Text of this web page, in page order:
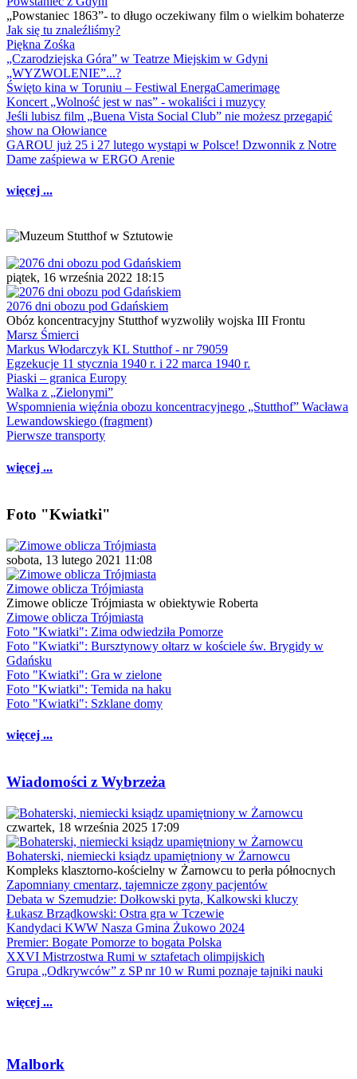
„Powstaniec 1863”- to długo oczekiwany film o wielkim bohaterze
Jak się tu znaleźliśmy?
Piękna Zośka
„Czarodziejska Góra” w Teatrze Miejskim w Gdyni
„WYZWOLENIE”...?
Święto kina w Toruniu – Festiwal EnergaCamerimage
Koncert „Wolność jest w nas” - wokaliści i muzycy
Jeśli lubisz film „Buena Vista Social Club” nie możesz przegapić
show na Ołowiance
GAROU już 25 i 27 lutego wystąpi w Polsce! Dzwonnik z Notre
Dame zaśpiewa w ERGO Arenie
więcej ...
piątek, 16 września 2022 18:15
2076 dni obozu pod Gdańskiem
Obóz koncentracyjny Stutthof wyzwoliły wojska III Frontu
Marsz Śmierci
Markus Włodarczyk KL Stutthof - nr 79059
Egzekucje 11 stycznia 1940 r. i 22 marca 1940 r.
Piaski – granica Europy
Walka z „Zielonymi”
Wspomnienia więźnia obozu koncentracyjnego „Stutthof” Wacława
Lewandowskiego (fragment)
Pierwsze transporty
więcej ...
Foto "Kwiatki"
sobota, 13 lutego 2021 11:08
Zimowe oblicza Trójmiasta
Zimowe oblicze Trójmiasta w obiektywie Roberta
Zimowe oblicza Trójmiasta
Foto "Kwiatki": Zima odwiedziła Pomorze
Foto "Kwiatki": Bursztynowy ołtarz w kościele św. Brygidy w
Gdańsku
Foto "Kwiatki": Gra w zielone
Foto "Kwiatki": Temida na haku
Foto "Kwiatki": Szklane domy
więcej ...
Wiadomości z Wybrzeża
czwartek, 18 września 2025 17:09
Bohaterski, niemiecki ksiądz upamiętniony w Żarnowcu
Kompleks klasztorno-kościelny w Żarnowcu to perła północnych
Zapomniany cmentarz, tajemnicze zgony pacjentów
Debata w Szemudzie: Dołkowski pyta, Kalkowski kluczy
Łukasz Brządkowski: Ostra gra w Tczewie
Kandydaci KWW Nasza Gmina Żukowo 2024
Premier: Bogate Pomorze to bogata Polska
XXVI Mistrzostwa Rumi w sztafetach olimpijskich
Grupa „Odkrywców” z SP nr 10 w Rumi poznaje tajniki nauki
więcej ...
Malbork